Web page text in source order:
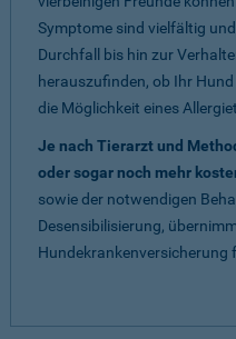
Symptome sind vielfältig
Durchfall bis hin zur
herauszufinden, ob Ihr
die Möglichkeit eines
Je nach Tierarzt und
oder sogar noch mehr
sowie der notwendigen
Desensibilisierung,
Hundekrankenversicherung